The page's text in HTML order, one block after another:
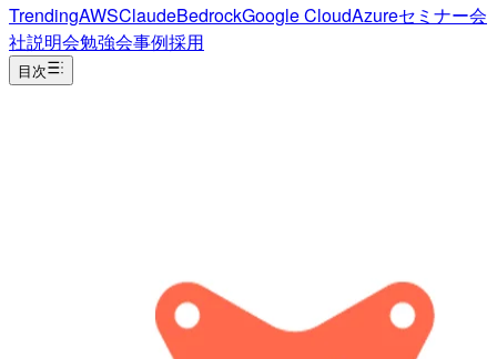
TrendingAWSClaudeBedrockGoogle CloudAzureセミナー会
社説明会勉強会事例採用
目次